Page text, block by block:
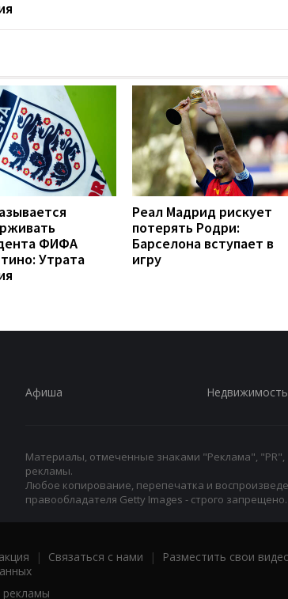
ФИФА
Утрата
Реал Мадрид рискует
потерять Родри:
Барселона вступает в
игру
Афиша Недвижимость
Материалы, отмеченные знаками "Реклама",
рекламы.
Любое копирование, перепечатка и
правообладателя Getty Images - строго запрещено.
| Связаться с нами | Разместить свои